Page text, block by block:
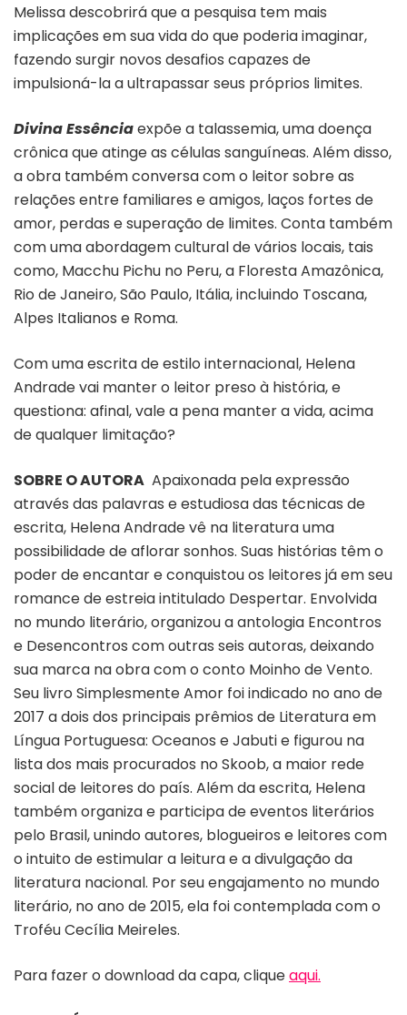
Melissa descobrirá que a pesquisa tem mais
implicações em sua vida do que poderia imaginar,
fazendo surgir novos desafios capazes de
impulsioná-la a ultrapassar seus próprios limites.
Divina Essênciaexpõe a talassemia, uma doença
crônica que atinge as células sanguíneas. Além disso,
a obra também conversa com o leitor sobre as
relações entre familiares e amigos, laços fortes de
amor, perdas e superação de limites. Conta também
com uma abordagem cultural de vários locais, tais
como, Macchu Pichu no Peru, a Floresta Amazônica,
Rio de Janeiro, São Paulo, Itália, incluindo Toscana,
Alpes Italianos e Roma.
Com uma escrita de estilo internacional, Helena
Andrade vai manter o leitor preso à história, e
questiona: afinal, vale a pena manter a vida, acima
de qualquer limitação?
SOBRE O AUTORA Apaixonada pela expressão
através das palavras e estudiosa das técnicas de
escrita, Helena Andrade vê na literatura uma
possibilidade de aflorar sonhos. Suas histórias têm o
poder de encantar e conquistou os leitores já em seu
romance de estreia intitulado Despertar. Envolvida
no mundo literário, organizou a antologia Encontros
e Desencontros com outras seis autoras, deixando
sua marca na obra com o conto Moinho de Vento.
Seu livro Simplesmente Amor foi indicado no ano de
2017 a dois dos principais prêmios de Literatura em
Língua Portuguesa: Oceanos e Jabuti e figurou na
lista dos mais procurados no Skoob, a maior rede
social de leitores do país. Além da escrita, Helena
também organiza e participa de eventos literários
pelo Brasil, unindo autores, blogueiros e leitores com
o intuito de estimular a leitura e a divulgação da
literatura nacional. Por seu engajamento no mundo
literário, no ano de 2015, ela foi contemplada com o
Troféu Cecília Meireles.
Para fazer o download da capa, cliqueaqui.